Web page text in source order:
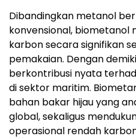
Dibandingkan metanol
konvensional, biometanol
karbon secara signifikan
pemakaian. Dengan
berkontribusi nyata
di sektor maritim.
bahan bakar hijau yang
global, sekaligus
operasional rendah